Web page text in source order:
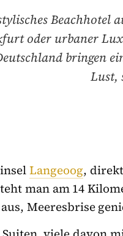
Beachhotel
oder urbaner
bringen
Lust,
Langeoog,
man am 14
Meeresbrise